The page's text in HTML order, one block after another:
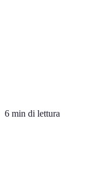
6 min di lettura